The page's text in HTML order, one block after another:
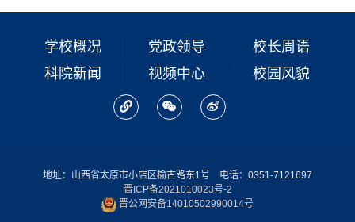
学校概况 党政领导
校长周语
科院新闻
视频中心 校园风貌
地址：山西省太原市小店区榆古路东1号 电话：0351-7121697
晋ICP备2021010023号-2
晋公网安备14010502990014号